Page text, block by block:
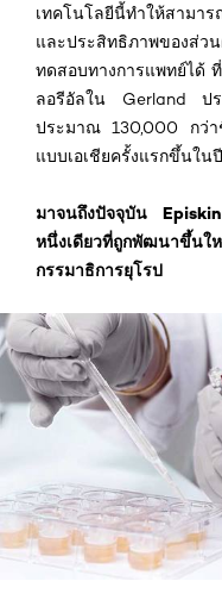
เทคโนโลยีนี้ทำให้สามา
และประสิทธิภาพของส่ว
ทดสอบทางการแพทย์ได้
ลอรีอัลใน Gerland ประ
ประมาณ 130,000 กว่า
แบบเอเชียครั้งแรกขึ้นใน
มาจนถึงปัจจุบัน Episkin
หนึ่งเดียวที่ถูกพัฒนาขึ้นใ
กรรมาธิการยุโรป